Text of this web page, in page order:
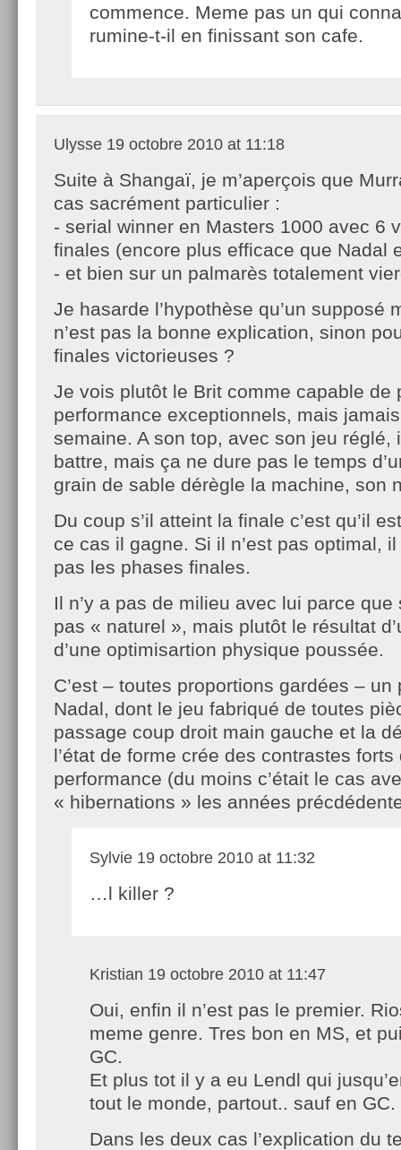
commence. Meme pas un qui
rumine-t-il en finissant son cafe.
Ulysse 19 octobre 2010 at 11:18
Suite à Shangaï, je m’aperçois que
cas sacrément particulier :
- serial winner en Masters 1000 avec 6
finales (encore plus efficace que Nadal
- et bien sur un palmarès totalement
Je hasarde l’hypothèse qu’un supposé
n’est pas la bonne explication, sinon
finales victorieuses ?
Je vois plutôt le Brit comme capable de
performance exceptionnels, mais
semaine. A son top, avec son jeu réglé,
battre, mais ça ne dure pas le temps
grain de sable dérègle la machine, son
Du coup s’il atteint la finale c’est qu’il
ce cas il gagne. Si il n’est pas optimal, il
pas les phases finales.
Il n’y a pas de milieu avec lui parce que
pas « naturel », mais plutôt le résultat
d’une optimisartion physique poussée.
C’est – toutes proportions gardées –
Nadal, dont le jeu fabriqué de toutes
passage coup droit main gauche et la
l’état de forme crée des contrastes forts
performance (du moins c’était le cas
« hibernations » les années
Sylvie 19 octobre 2010 at 11:32
…l killer ?
Kristian 19 octobre 2010 at 11:47
Oui, enfin il n’est pas le premier.
meme genre. Tres bon en MS, et
GC.
Et plus tot il y a eu Lendl qui
tout le monde, partout.. sauf en GC.
Dans les deux cas l’explication du